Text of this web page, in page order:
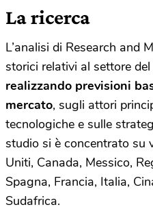
La ricerca
L’analisi di Research and
storici relativi al settore
realizzando previsioni
mercato, sugli attori
tecnologiche e sulle
studio si è concentrato su
Uniti, Canada, Messico,
Spagna, Francia, Italia,
Sudafrica.